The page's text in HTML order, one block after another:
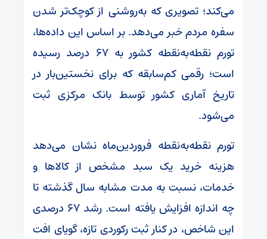
می‌کند؛ تصویری که به‌روشنی از کوچک‌تر شدن
سفره مردم خبر می‌دهد. بر اساس این داده‌ها،
تورم نقطه‌به‌نقطه کشور به ۶۷ درصد رسیده
است؛ رقمی کم‌سابقه که برای نخستین‌بار در
تاریخ آماری کشور توسط بانک مرکزی ثبت
می‌شود.
تورم نقطه‌به‌نقطه فروردین‌ماه نشان می‌دهد
هزینه خرید یک سبد مشخص از کالا‌ها و
خدمات، نسبت به مدت مشابه سال گذشته تا
چه اندازه افزایش یافته است. رشد ۶۷ درصدی
این شاخص، در کنار ثبت رکوردی تازه، گویای افت